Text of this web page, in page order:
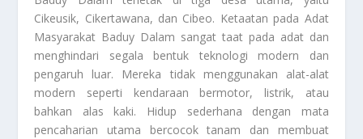
Cikeusik, Cikertawana, dan Cibeo. Ketaatan pada Adat
Masyarakat Baduy Dalam sangat taat pada adat dan
menghindari segala bentuk teknologi modern dan
pengaruh luar. Mereka tidak menggunakan alat-alat
modern seperti kendaraan bermotor, listrik, atau
bahkan alas kaki. Hidup sederhana dengan mata
pencaharian utama bercocok tanam dan membuat